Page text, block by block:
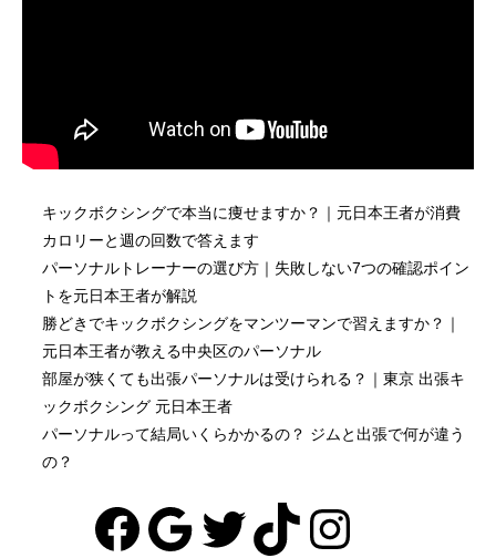
キックボクシングで本当に痩せますか？｜元日本王者が消費
カロリーと週の回数で答えます
パーソナルトレーナーの選び方｜失敗しない7つの確認ポイン
トを元日本王者が解説
勝どきでキックボクシングをマンツーマンで習えますか？｜
元日本王者が教える中央区のパーソナル
部屋が狭くても出張パーソナルは受けられる？｜東京 出張キ
ックボクシング 元日本王者
パーソナルって結局いくらかかるの？ ジムと出張で何が違う
の？
Facebook
Google
Twitter
TikTok